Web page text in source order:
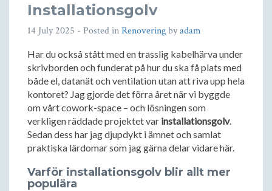
Installationsgolv
14 July 2025 - Posted inRenoveringbyadam
Har du också stått med en trasslig kabelhärva under
skrivborden och funderat på hur du ska få plats med
både el, datanät och ventilation utan att riva upp hela
kontoret? Jag gjorde det förra året när vi byggde
om vårt cowork-space – och lösningen som
verkligen räddade projektet var installationsgolv.
Sedan dess har jag djupdykt i ämnet och samlat
praktiska lärdomar som jag gärna delar vidare här.
Varför installationsgolv blir allt mer
populära